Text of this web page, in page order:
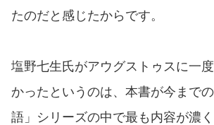
たのだと感じたからです。
塩野七生氏がアウグストゥスに一
かったというのは、本書が今まで
語」シリーズの中で最も内容が濃